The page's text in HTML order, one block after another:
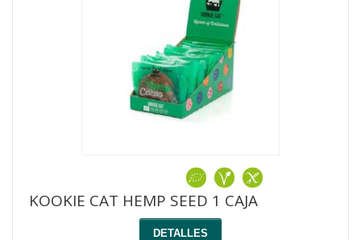
KOOKIE CAT HEMP SEED 1 CAJA
DETALLES